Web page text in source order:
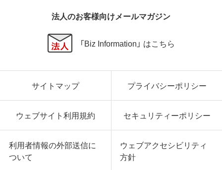
法人のお客様向けメールマガジン
「Biz Information」 はこちら
サイトマップ プライバシーポリシー
ウェブサイト利用規約 セキュリティーポリシー
利用者情報の外部送信に
ついて
ウェブアクセシビリティ
方針